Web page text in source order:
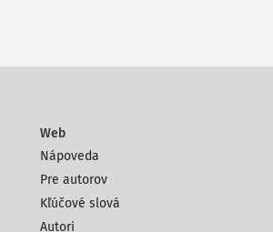
Web
Nápoveda
Pre autorov
Kľúčové slová
Autori